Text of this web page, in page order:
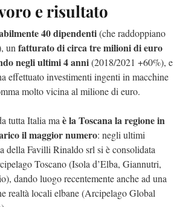
e risultato
40 dipendenti(che raddoppiano
unfatturato di circa tre milioni di euro
negli ultimi 4 anni(2018/2021 +60%), e
effettuato investimenti ingenti in macchine
molto vicina al milione di euro.
tutta Italia maè la Toscana la regione in
il maggior numero: negli ultimi
della Favilli Rinaldo srl si è consolidata
Toscano (Isola d’Elba, Giannutri,
dando luogo recentemente anche ad una
realtà locali elbane (Arcipelago Global